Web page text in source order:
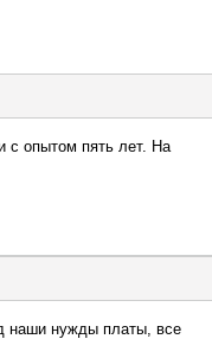
с опытом пять лет. На
наши нужды платы, все